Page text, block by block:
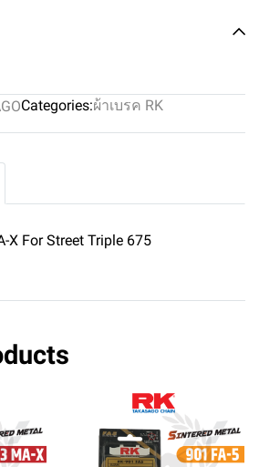
Categories:ผ้าเบรค RK
X For Street Triple 675